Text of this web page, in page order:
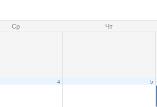
Ср Чт
4 5